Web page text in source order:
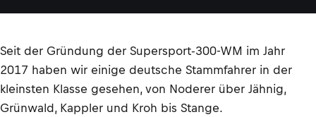
Seit der Gründung der Supersport-300-WM im Jahr
2017 haben wir einige deutsche Stammfahrer in der
kleinsten Klasse gesehen, von Noderer über Jähnig,
Grünwald, Kappler und Kroh bis Stange.